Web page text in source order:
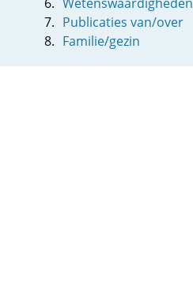
Publicaties van/over
Familie/gezin